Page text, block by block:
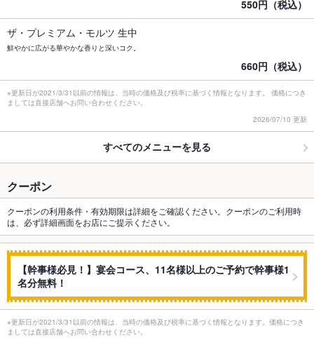
550円（税込）
ザ・プレミアム・モルツ 生中
鮮やかに広がる華やかな香りと深いコク。
660円（税込）
※更新日が2021/3/31以前の情報は、当時の価格及び税率に基づく情報となります。 価格につき
ましては直接店舗へお問い合わせください。
2026/07/10 更新
すべてのメニューを見る
クーポン
クーポンの利用条件・有効期限は詳細をご確認ください。クーポンのご利用時
は、必ず詳細画面をお店にご提示ください。
【幹事様必見！】宴会コース、11名様以上のご予約で幹事様1
名分無料！
※更新日が2021/3/31以前の情報は、当時の価格及び税率に基づく情報となります。価格につき
ましては直接店舗へお問い合わせください。